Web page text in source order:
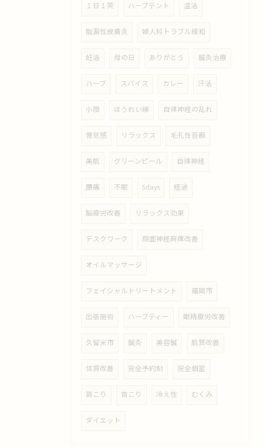
１日１笑 ハーブテント 温活
脂漏性皮膚炎 婦人科トラブル緩和
妊活 母の日 ありがとう 鍼灸治療
ハーブ スパイス カレー 汗活
小顔 ほうれい線 自律神経の乱れ
倦怠感 リラックス 毛孔性苔癬
美肌 グリーンピール 自律神経
腰痛 不眠 5days 経過
脳疲労改善 リラックス効果
デスクワーク 顔面神経麻痺改善
オイルマッサージ
フェイシャルトリートメント 福岡市
出張施術 ハーブティー 眼精疲労改善
久留米市 鍼灸 美容鍼 肌質改善
体質改善 完全予約制 完全個室
肩こり 首こり 冷え性 むくみ
ダイエット